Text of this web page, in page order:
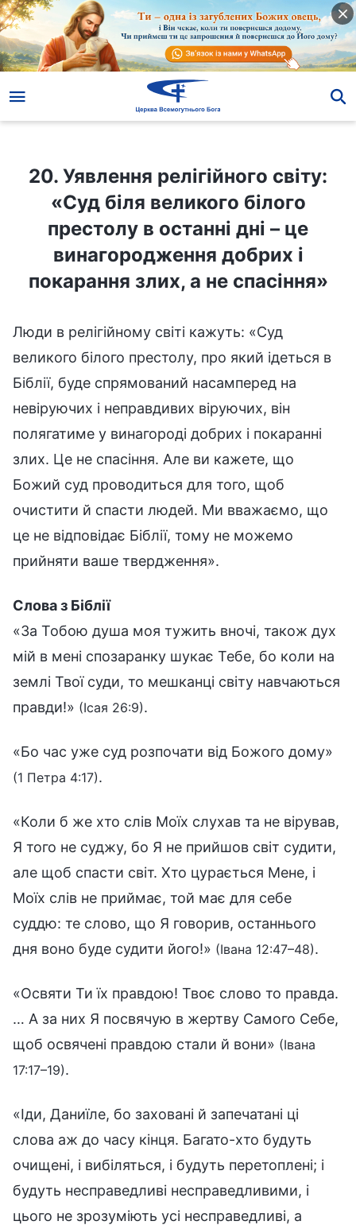
20. Уявлення релігійного світу:
«Суд біля великого білого
престолу в останні дні – це
винагородження добрих і
покарання злих, а не спасіння»
Люди в релігійному світі кажуть: «Суд
великого білого престолу, про який ідеться в
Біблії, буде спрямований насамперед на
невіруючих і неправдивих віруючих, він
полягатиме у винагороді добрих і покаранні
злих. Це не спасіння. Але ви кажете, що
Божий суд проводиться для того, щоб
очистити й спасти людей. Ми вважаємо, що
це не відповідає Біблії, тому не можемо
прийняти ваше твердження».
Слова з Біблії
«За Тобою душа моя тужить вночі, також дух
мій в мені спозаранку шукає Тебе, бо коли на
землі Твої суди, то мешканці світу навчаються
правди!» (Ісая 26:9).
«Бо час уже суд розпочати від Божого дому»
(1 Петра 4:17).
«Коли б же хто слів Моїх слухав та не вірував,
Я того не суджу, бо Я не прийшов світ судити,
але щоб спасти світ. Хто цурається Мене, і
Моїх слів не приймає, той має для себе
суддю: те слово, що Я говорив, останнього
дня воно буде судити його!» (Івана 12:47–48).
«Освяти Ти їх правдою! Твоє слово то правда.
… А за них Я посвячую в жертву Самого Себе,
щоб освячені правдою стали й вони» (Івана
17:17–19).
«Іди, Даниїле, бо заховані й запечатані ці
слова аж до часу кінця. Багато-хто будуть
очищені, і вибіляться, і будуть перетоплені; і
будуть несправедливі несправедливими, і
цього не зрозуміють усі несправедливі, а